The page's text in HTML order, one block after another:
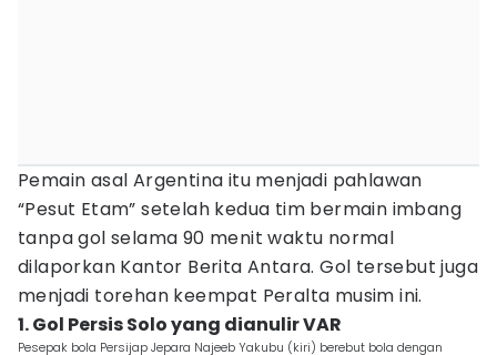
Pemain asal Argentina itu menjadi pahlawan
“Pesut Etam” setelah kedua tim bermain imbang
tanpa gol selama 90 menit waktu normal
dilaporkan Kantor Berita Antara. Gol tersebut juga
menjadi torehan keempat Peralta musim ini.
1. Gol Persis Solo yang dianulir VAR
Pesepak bola Persijap Jepara Najeeb Yakubu (kiri) berebut bola dengan